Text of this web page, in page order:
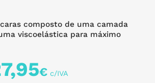
composto de uma camada
viscoelástica para máximo
€